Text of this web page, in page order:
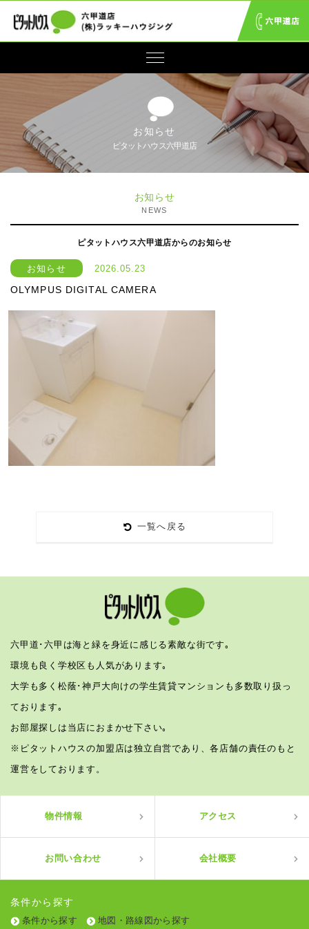
お知らせ
ピタットハウス六甲道店
お知らせ
NEWS
ピタットハウス六甲道店からのお知らせ
お知らせ 2026.05.23
OLYMPUS DIGITAL CAMERA
一覧へ戻る
六甲道･六甲は海と緑を身近に感じる素敵な街です｡
環境も良く学校区も人気があります｡
大学も多く松蔭･神戸大向けの学生賃貸マンションも多数取り扱っ
ております｡
お部屋探しは当店におまかせ下さい｡
※ピタットハウスの加盟店は独立自営であり、各店舗の責任のもと
運営をしております。
物件情報 アクセス
お問い合わせ 会社概要
条件から探す
条件から探す 地図・路線図から探す